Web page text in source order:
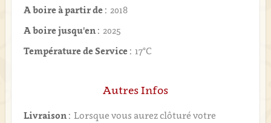
A boire à partir de : 2018
A boire jusqu'en : 2025
Température de Service : 17°C
Autres Infos
Livraison : Lorsque vous aurez clôturé votre